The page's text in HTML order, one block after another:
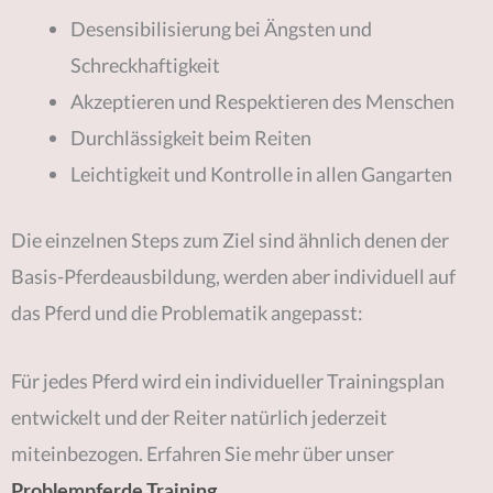
Desensibilisierung bei Ängsten und
Schreckhaftigkeit
Akzeptieren und Respektieren des Menschen
Durchlässigkeit beim Reiten
Leichtigkeit und Kontrolle in allen Gangarten
Die einzelnen Steps zum Ziel sind ähnlich denen der
Basis-Pferdeausbildung, werden aber individuell auf
das Pferd und die Problematik angepasst:
Für jedes Pferd wird ein individueller Trainingsplan
entwickelt und der Reiter natürlich jederzeit
miteinbezogen. Erfahren Sie mehr über unser